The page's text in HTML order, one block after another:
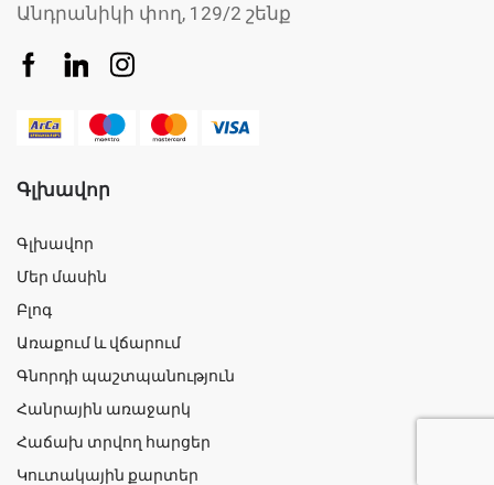
Անդրանիկի փող, 129/2 շենք
Գլխավոր
Գլխավոր
Մեր մասին
Բլոգ
Առաքում և վճարում
Գնորդի պաշտպանություն
Հանրային առաջարկ
Հաճախ տրվող հարցեր
Կուտակային քարտեր